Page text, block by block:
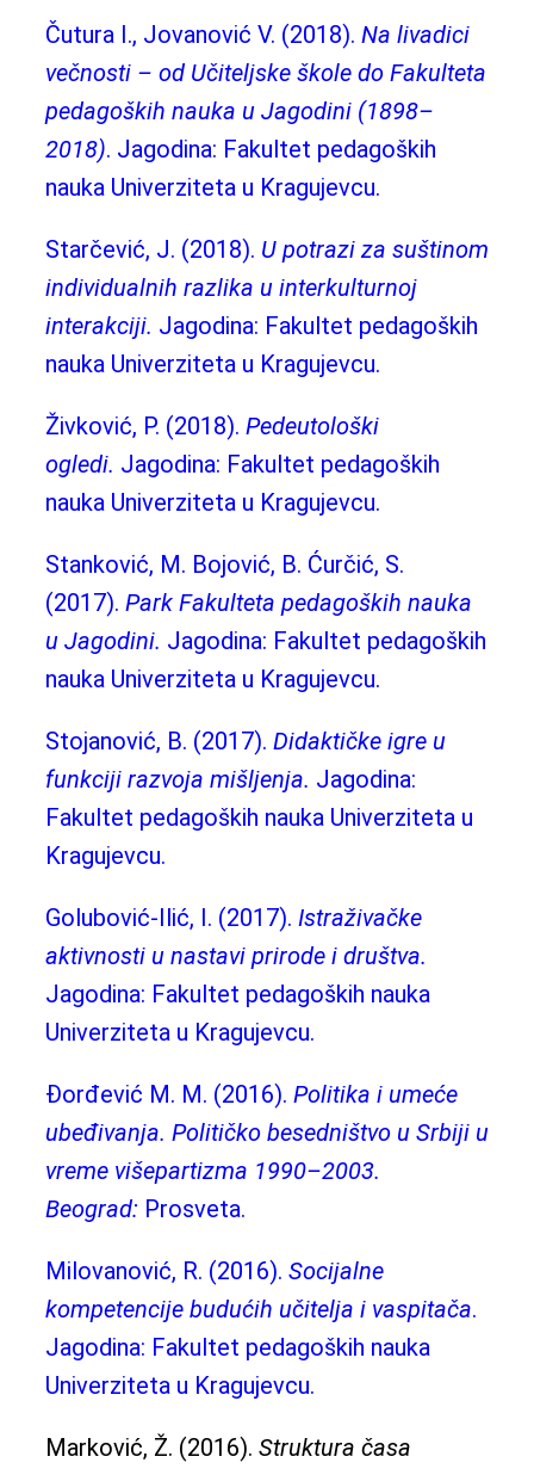
Čutura I., Jovanović V. (2018). Na livadici
večnosti – od Učiteljske škole do Fakulteta
pedagoških nauka u Jagodini (1898–
2018). Jagodina: Fakultet pedagoških
nauka Univerziteta u Kragujevcu.
Starčević, J. (2018). U potrazi za suštinom
individualnih razlika u interkulturnoj
interakciji. Jagodina: Fakultet pedagoških
nauka Univerziteta u Kragujevcu.
Živković, P. (2018). Pedeutološki
ogledi. Jagodina: Fakultet pedagoških
nauka Univerziteta u Kragujevcu.
Stanković, M. Bojović, B. Ćurčić, S.
(2017). Park Fakulteta pedagoških nauka
u Jagodini. Jagodina: Fakultet pedagoških
nauka Univerziteta u Kragujevcu.
Stojanović, B. (2017). Didaktičke igre u
funkciji razvoja mišljenja. Jagodina:
Fakultet pedagoških nauka Univerziteta u
Kragujevcu.
Golubović-Ilić, I. (2017). Istraživačke
aktivnosti u nastavi prirode i društva.
Jagodina: Fakultet pedagoških nauka
Univerziteta u Kragujevcu.
Đorđević M. M. (2016). Politika i umeće
ubeđivanja. Političko besedništvo u Srbiji u
vreme višepartizma 1990–2003.
Beograd: Prosveta.
Milovanović, R. (2016). Socijalne
kompetencije budućih učitelja i vaspitača.
Jagodina: Fakultet pedagoških nauka
Univerziteta u Kragujevcu.
Marković, Ž. (2016). Struktura časa